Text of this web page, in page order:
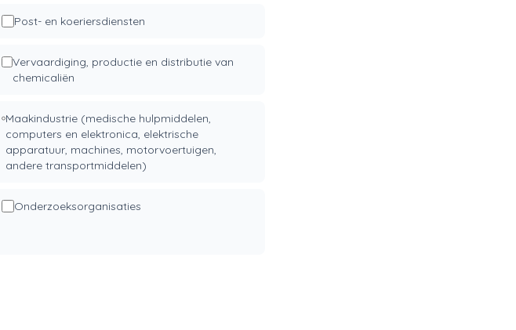
Post- en koeriersdiensten
Vervaardiging, productie en distributie van
chemicaliën
Maakindustrie (medische hulpmiddelen,
computers en elektronica, elektrische
apparatuur, machines, motorvoertuigen,
andere transportmiddelen)
Onderzoeksorganisaties